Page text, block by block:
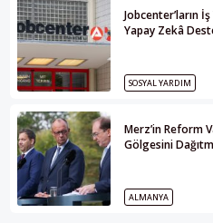
Jobcenter’ların
Yapay Zekâ
SOSYAL YARDIM
Merz’in Reform
Gölgesini
ALMANYA